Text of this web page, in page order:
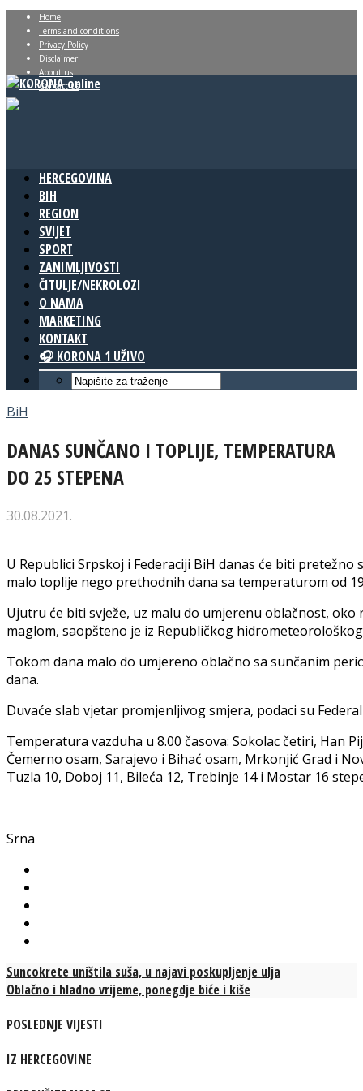
Home
Terms and conditions
Privacy Policy
Disclaimer
About us
Contact us
HERCEGOVINA
BIH
REGION
SVIJET
SPORT
ZANIMLJIVOSTI
ČITULJE/NEKROLOZI
O NAMA
MARKETING
KONTAKT
🎧 KORONA 1 UŽIVO
BiH
DANAS SUNČANO I TOPLIJE, TEMPERATURA
DO 25 STEPENA
30.08.2021.
U Republici Srpskoj i Federaciji BiH danas će biti
malo toplije nego prethodnih dana sa temperaturom od
Ujutru će biti svježe, uz malu do umjerenu oblačnost,
maglom, saopšteno je iz Republičkog
Tokom dana malo do umjereno oblačno sa sunčanim
dana.
Duvaće slab vjetar promjenljivog smjera, podaci su
Temperatura vazduha u 8.00 časova: Sokolac četiri, Han
Čemerno osam, Sarajevo i Bihać osam, Mrkonjić Grad i
Tuzla 10, Doboj 11, Bileća 12, Trebinje 14 i Mostar 16
Srna
Suncokrete uništila suša, u najavi poskupljenje ulja
Oblačno i hladno vrijeme, ponegdje biće i kiše
POSLEDNJE VIJESTI
IZ HERCEGOVINE